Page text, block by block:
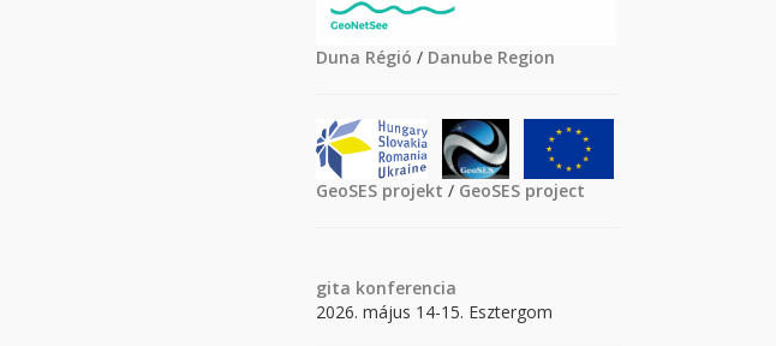
Duna Régió / Danube Region
GeoSES projekt / GeoSES project
gita konferencia
2026. május 14-15. Esztergom